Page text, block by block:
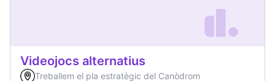
Videojocs alternatius
Treballem el pla estratègic del Canòdrom